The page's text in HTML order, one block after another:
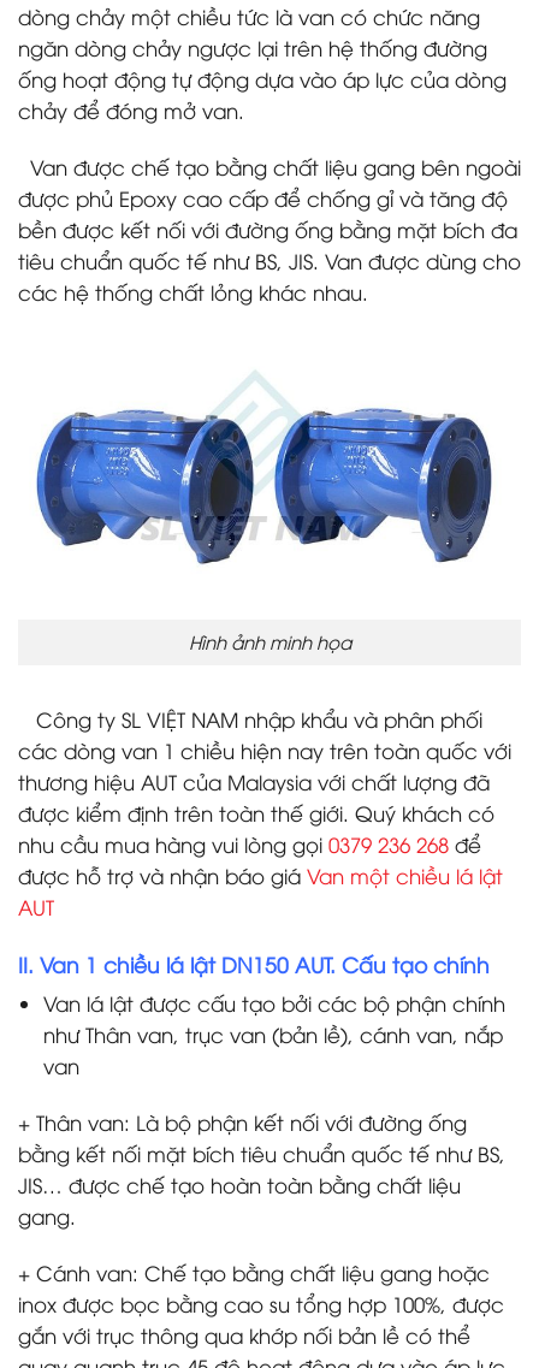
dòng chảy một chiều tức là van có chức năng
ngăn dòng chảy ngược lại trên hệ thống đường
ống hoạt động tự động dựa vào áp lực của dòng
chảy để đóng mở van.
Van được chế tạo bằng chất liệu gang bên ngoài
được phủ Epoxy cao cấp để chống gỉ và tăng độ
bền được kết nối với đường ống bằng mặt bích đa
tiêu chuẩn quốc tế như BS, JIS. Van được dùng cho
các hệ thống chất lỏng khác nhau.
Hình ảnh minh họa
Công ty SL VIỆT NAM nhập khẩu và phân phối
các dòng van 1 chiều hiện nay trên toàn quốc với
thương hiệu AUT của Malaysia với chất lượng đã
được kiểm định trên toàn thế giới. Quý khách có
nhu cầu mua hàng vui lòng gọi 0379 236 268 để
được hỗ trợ và nhận báo giá Van một chiều lá lật
AUT
II. Van 1 chiều lá lật DN150 AUT. Cấu tạo chính
Van lá lật được cấu tạo bởi các bộ phận chính
như Thân van, trục van (bản lề), cánh van, nắp
van
+ Thân van: Là bộ phận kết nối với đường ống
bằng kết nối mặt bích tiêu chuẩn quốc tế như BS,
JIS… được chế tạo hoàn toàn bằng chất liệu
gang.
+ Cánh van: Chế tạo bằng chất liệu gang hoặc
inox được bọc bằng cao su tổng hợp 100%, được
gắn với trục thông qua khớp nối bản lề có thể